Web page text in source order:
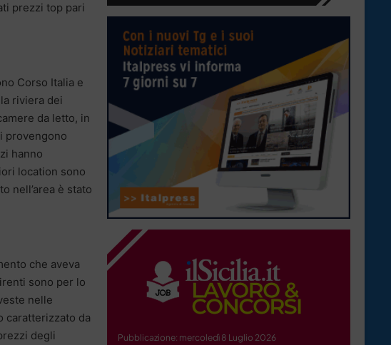
prezzi top pari
Corso Italia e
riviera dei
da letto, in
provengono
hanno
location sono
nell’area è stato
che aveva
sono per lo
nelle
caratterizzato da
degli
Pubblicazione: mercoledì 8 Luglio 2026